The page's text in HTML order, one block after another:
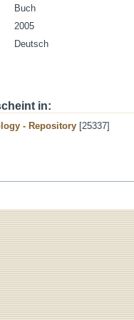
Buch
2005
Deutsch
in:
- Repository [25337]